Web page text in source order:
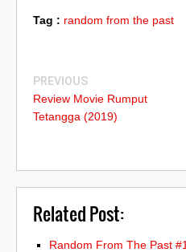
Tag : random from the past
PREVIOUS
Review Movie Rumput
Tetangga (2019)
Related Post:
Random From The Past